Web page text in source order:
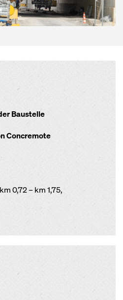
Baustelle
Concremote
0,72 – km 1,75,